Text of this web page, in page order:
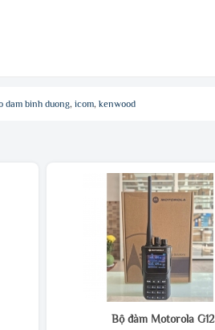
dam binh duong, icom, kenwood
Bộ đàm Motorola G12